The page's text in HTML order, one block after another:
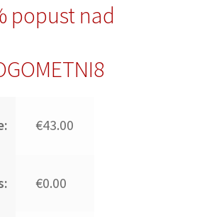
popust nad
€43.00
€0.00